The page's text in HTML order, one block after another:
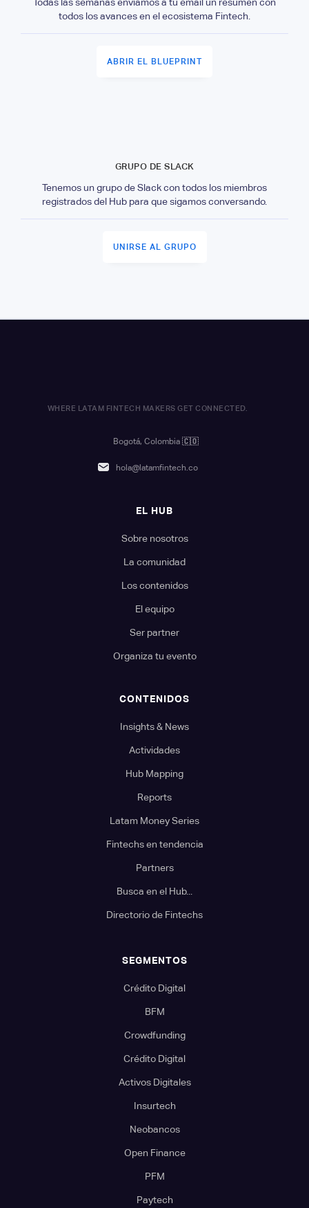
Todas las semanas envíamos a tu email un resumen con
todos los avances en el ecosistema Fintech.
ABRIR EL BLUEPRINT
GRUPO DE SLACK
Tenemos un grupo de Slack con todos los miembros
registrados del Hub para que sigamos conversando.
UNIRSE AL GRUPO
WHERE LATAM FINTECH MAKERS GET CONNECTED.
Bogotá, Colombia 🇨🇴
hola@latamfintech.co
EL HUB
Sobre nosotros
La comunidad
Los contenidos
El equipo
Ser partner
Organiza tu evento
CONTENIDOS
Insights & News
Actividades
Hub Mapping
Reports
Latam Money Series
Fintechs en tendencia
Partners
Busca en el Hub...
Directorio de Fintechs
SEGMENTOS
Crédito Digital
BFM
Crowdfunding
Crédito Digital
Activos Digitales
Insurtech
Neobancos
Open Finance
PFM
Paytech